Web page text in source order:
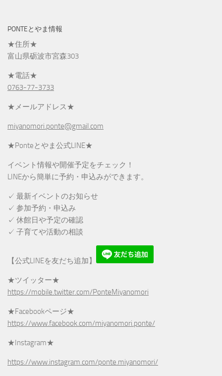
PONTEとやま情報
★住所★
富山県砺波市宮森303
★電話★
0763-77-3733
★メールアドレス★
miyanomori.ponte@gmail.com
★Ponteとやま公式LINE★
イベント情報や開催予定をチェック！
LINEから簡単に予約・申込みができます。
✓ 最新イベントのお知らせ
✓ 参加予約・申込み
✓ 休館日や予定の確認
✓ 子育てや活動の相談
【公式LINEを友だち追加】
★ツイッター★
https://mobile.twitter.com/PonteMiyanomori
★Facebookページ★
https://www.facebook.com/miyanomori.ponte/
★Instagram★
https://www.instagram.com/ponte.miyanomori/